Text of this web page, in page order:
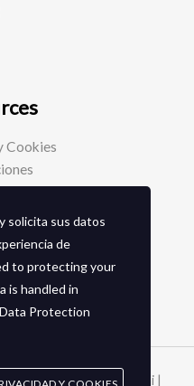
Cookies
granada - Calzados toñi |
solicita sus datos
de
to protecting your
is handled in
Protection